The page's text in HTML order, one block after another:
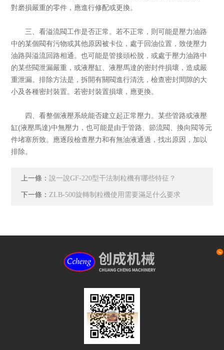
對磨損嚴重的零件，應進行修配或更換。
三、看溢流閥工作是否正常。若不正常，則可能是壓力油路
中的某個閥有污物或其他原因被卡位，處于回油位置，致使壓力
油路與溢流回路相通。也可能是管接頭松脫，或處于壓力油路中
的某些閥泄漏嚴重，或液壓缸、液壓馬達的密封件損壞，造成嚴
重泄漏。排除方法是，拆開有關閥進行清洗，檢查密封間隙的大
小及各種密封裝置。若密封裝置損壞，應更換。
四、看整個液壓系統能否建立起正常壓力。某些管路或液壓
缸(液壓馬達)中無壓力，也可能是由于管路、節流閥、換向閥等元
件堵塞所致。應逐段檢查壓力和有無油液通過，找出原因，加以
排除。
上一條：說一說GF-220型干法制粒機有哪些特征？
下一條： ZLB-500旋轉制粒機使用需要滿足什么要求